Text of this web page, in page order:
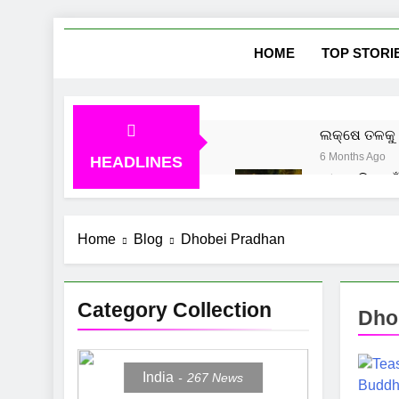
Skip
News
HOME TOP
HEADLINES
ଲକ୍ଷେ ତଳକୁ
6 Months Ago
ମୀନ ରାଶି
7 Months Ago
Home Blog Dhobei Pradhan
Category Collection
India 267News